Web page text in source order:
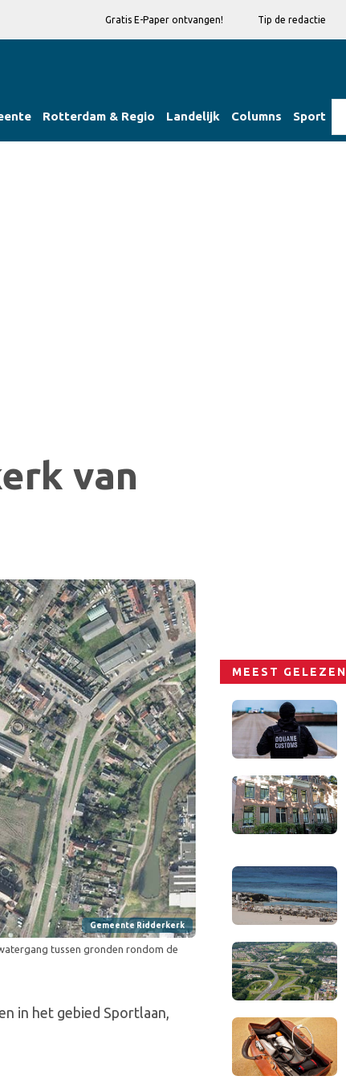
Gratis E-Paper ontvangen! Tip de redactie
Rotterdam & Regio Landelijk Columns Sport
van
Gemeente Ridderkerk
tussen gronden rondom de
in het gebied Sportlaan,
MEEST GELEZEN